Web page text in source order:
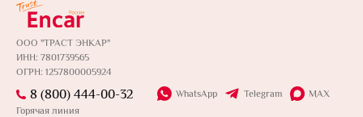
ООО "ТРАСТ ЭНКАР"
ИНН: 7801739565
ОГРН: 1257800005924
8 (800) 444-00-32
Горячая линия
WhatsApp Telegram MAX